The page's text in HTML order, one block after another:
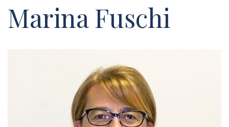
Marina Fuschi